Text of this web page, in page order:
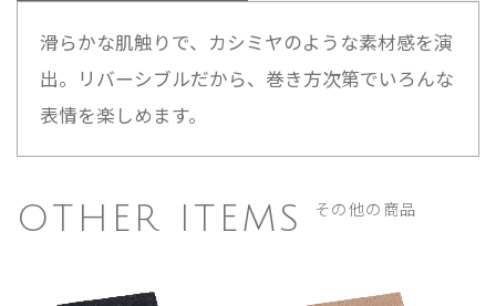
滑らかな肌触りで、カシミヤのような素材感を演
出。リバーシブルだから、巻き方次第でいろんな
表情を楽しめます。
OTHER ITEMS その他の商品